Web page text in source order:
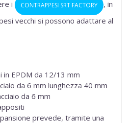
i CONTRAPPESI SRT FACTORY
, in
vecchi si possono adattare al
in EPDM da 12/13 mm
da 6 mm lunghezza 40 mm
da 6 mm
prevede, tramite una